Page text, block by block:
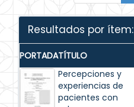
Resultados por ítem:
PORTADATÍTULO
Percepciones y
experiencias de
pacientes con